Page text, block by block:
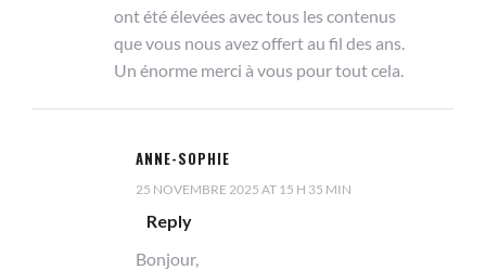
ont été élevées avec tous les contenus
que vous nous avez offert au fil des ans.
Un énorme merci à vous pour tout cela.
ANNE-SOPHIE
25 NOVEMBRE 2025 AT 15 H 35 MIN
Reply
Bonjour,